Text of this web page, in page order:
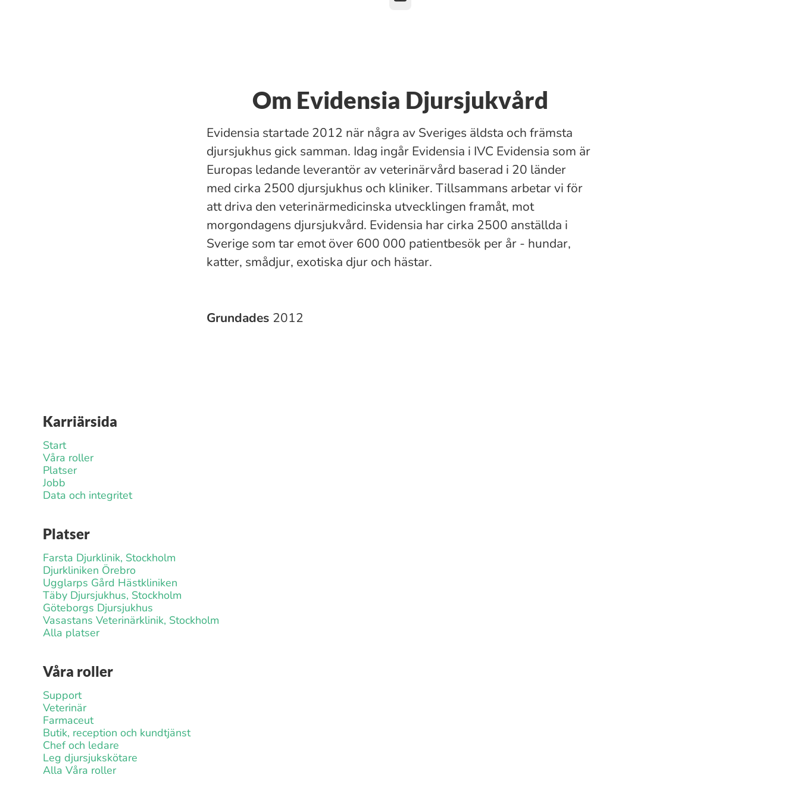
Om Evidensia Djursjukvård
Evidensia startade 2012 när några av Sveriges äldsta och främsta
djursjukhus gick samman. Idag ingår Evidensia i IVC Evidensia som är
Europas ledande leverantör av veterinärvård baserad i 20 länder
med cirka 2500 djursjukhus och kliniker. Tillsammans arbetar vi för
att driva den veterinärmedicinska utvecklingen framåt, mot
morgondagens djursjukvård. Evidensia har cirka 2500 anställda i
Sverige som tar emot över 600 000 patientbesök per år - hundar,
katter, smådjur, exotiska djur och hästar.
Grundades 2012
Karriärsida
Start
Våra roller
Platser
Jobb
Data och integritet
Platser
Farsta Djurklinik, Stockholm
Djurkliniken Örebro
Ugglarps Gård Hästkliniken
Täby Djursjukhus, Stockholm
Göteborgs Djursjukhus
Vasastans Veterinärklinik, Stockholm
Alla platser
Våra roller
Support
Veterinär
Farmaceut
Butik, reception och kundtjänst
Chef och ledare
Leg djursjukskötare
Alla Våra roller